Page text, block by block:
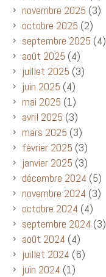
novembre 2025 (3)
octobre 2025 (2)
septembre 2025 (4)
août 2025 (4)
juillet 2025 (3)
juin 2025 (4)
mai 2025 (1)
avril 2025 (3)
mars 2025 (3)
février 2025 (3)
janvier 2025 (3)
décembre 2024 (5)
novembre 2024 (3)
octobre 2024 (4)
septembre 2024 (3)
août 2024 (4)
juillet 2024 (6)
juin 2024 (1)